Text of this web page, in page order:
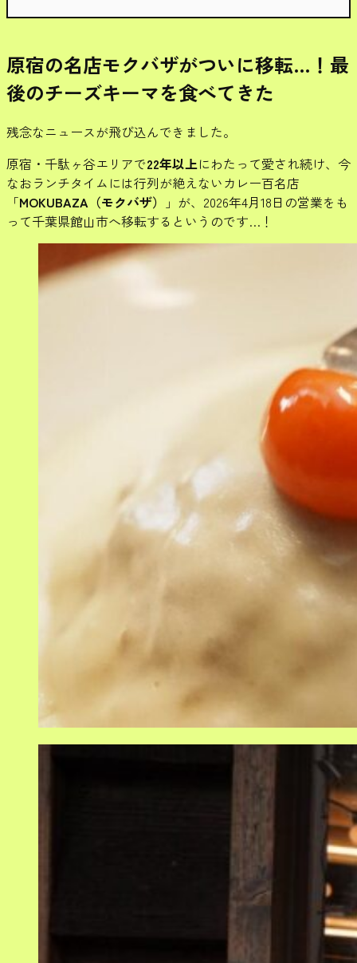
原宿の名店モクバザがついに移転…！最
後のチーズキーマを食べてきた
残念なニュースが飛び込んできました。
原宿・千駄ヶ谷エリアで22年以上にわたって愛され続け、今
なおランチタイムには行列が絶えないカレー百名店
「MOKUBAZA（モクバザ）
」が、2026年4月18日の営業をも
って千葉県館山市へ移転するというのです…！